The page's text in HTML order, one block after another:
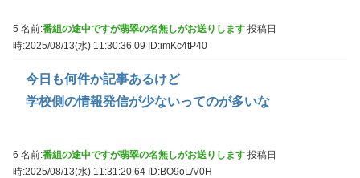
5 名前:番組の途中ですが翡翠の名無しがお送りします 投稿日
時:2025/08/13(水) 11:30:36.09
ID:imKc4tP40
今日も何件か記事あるけど
学校側の情報発信が少ないってのが多いな
6 名前:番組の途中ですが翡翠の名無しがお送りします 投稿日
時:2025/08/13(水) 11:31:20.64 ID:BO9oL/V0H